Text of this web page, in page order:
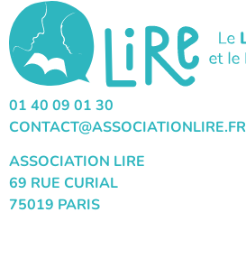
01 40 09 01 30
CONTACT@ASSOCIATIONLIRE.FR
ASSOCIATION LIRE
69 RUE CURIAL
75019 PARIS